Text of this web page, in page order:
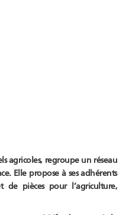
agricoles, regroupe un réseau
Elle propose à ses adhérents
pièces pour l’agriculture,